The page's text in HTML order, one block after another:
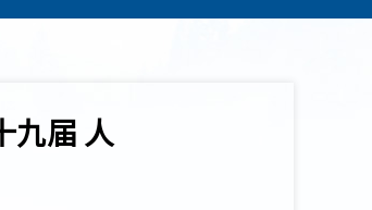
九届 人